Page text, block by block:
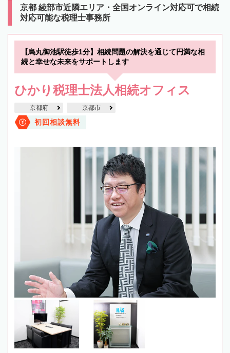
京都 綾部市近隣エリア・全国オンライン対応可で相続
対応可能な税理士事務所
【烏丸御池駅徒歩1分】相続問題の解決を通じて円満な相
続と幸せな未来をサポートします
ひかり税理士法人相続オフィス
京都府 京都市
初回相談無料